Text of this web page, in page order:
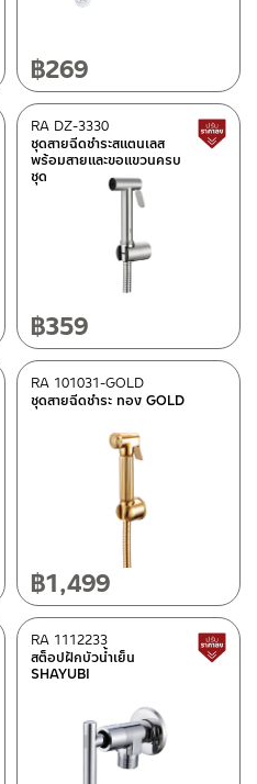
฿269
สินค้าปรับราคาลดลง
ชุดสายฉีดชำระสแตนเลส
พร้อมสายและขอแขวนครบ
ชุด
RA DZ-3330
฿359
สินค้าปรับราคาลดลง
ชุดสายฉีดชำระ ทอง GOLD
RA 101031-GOLD
฿1,499
สินค้าปรับราคาลดลง
สต็อปฝักบัวน้ำเย็น
SHAYUBI
RA 1112233